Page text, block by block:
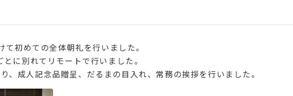
初めての全体朝礼を行いました。
に別れてリモートで行いました。
、成人記念品贈呈、だるまの目入れ、常務の挨拶を行いました。